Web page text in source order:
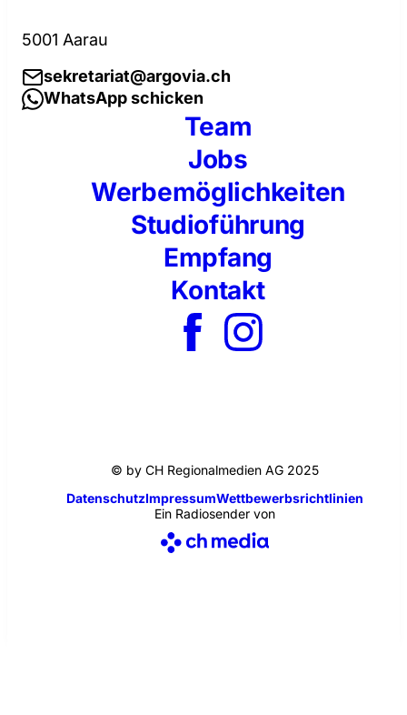
5001 Aarau
sekretariat@argovia.ch
WhatsApp schicken
Team
Jobs
Werbemöglichkeiten
Studioführung
Empfang
Kontakt
© by CH Regionalmedien AG 2025
DatenschutzImpressumWettbewerbsrichtlinien
Ein Radiosender von